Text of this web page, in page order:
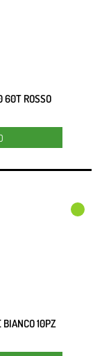
60T ROSSO
10PZ